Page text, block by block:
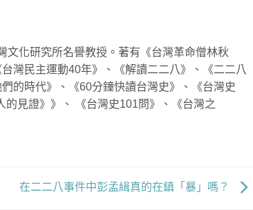
文化研究所名譽教授。著有《台灣革命僧林秋
灣民主運動40年》、《解讀二二八》、《二二八
的時代》、《60分鐘快讀台灣史》、《台灣史
見證》》、 《台灣史101問》、《台灣之
在二二八事件中彭孟緝真的在鎮「暴」嗎？